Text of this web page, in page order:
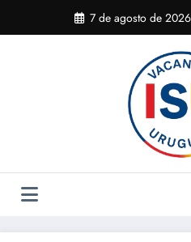
contenido
7 de agosto de 2026